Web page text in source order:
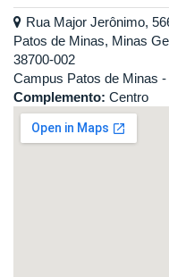
Rua Major Jerônimo,
Patos de Minas, Minas
38700-002
Campus Patos de Minas
Complemento: Centro